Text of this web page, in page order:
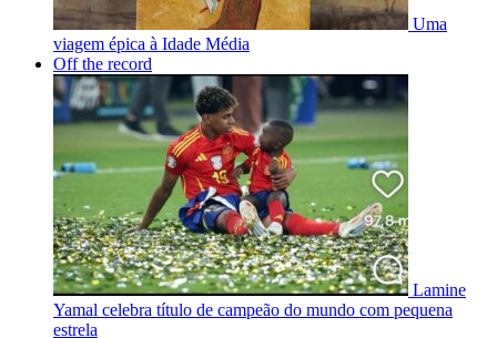
Uma
viagem épica à Idade Média
Off the record
Lamine
Yamal celebra título de campeão do mundo com pequena
estrela